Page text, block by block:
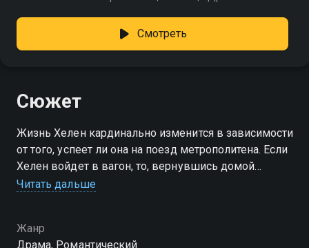
Смотреть
Сюжет
Жизнь Хелен кардинально изменится в зависимости
от того, успеет ли она на поезд метрополитена. Если
Хелен войдет в вагон, то, вернувшись домой
обнаружит своего парня с любовницей, а если
сулит ей подлинное счастье, а какой способен
Читать дальше
Жанр
Драма, Романтический